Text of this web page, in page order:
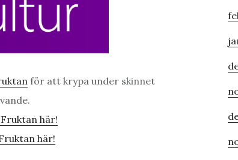
för att krypa under skinnet
här!
här!